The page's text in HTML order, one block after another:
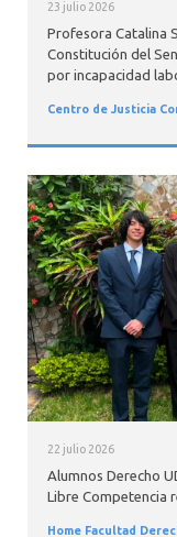
23 julio 2026
Profesora Catalina
Constitución del
por incapacidad
Centro de Justicia
22 julio 2026
Alumnos Derecho
Libre Competencia
Home Facultad